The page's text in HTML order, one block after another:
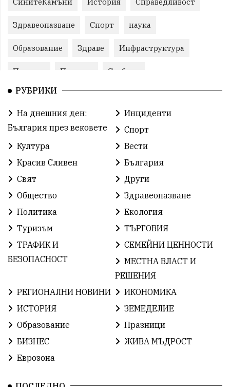
Здравеопазване Спорт наука
Образование Здраве Инфраструктура
Пеевски Протест Свобода
ИвелинМихайлов
Празник ГражданскоОбщество
РадостинВасилев ЛекаАтлетика
ХристоИлиев БългарскоЗемеделие
БългарскиСпорт
ОбщественИнтерес земеделие
ИсторияНаБългария Иновации САЩ
БългарскаГордост Археология Твърдица
Легенда Право
ОтровнатаЯбълка ЦветомирПетков
България2025
РУБРИКИ
На днешния ден:
България през вековете
Инциденти
Спорт
Култура
Вести
Красив Сливен
България
Свят
Други
Общество
Здравеопазване
Политика
Екология
Туризъм
ТЪРГОВИЯ
ТРАФИК И
БЕЗОПАСНОСТ
СЕМЕЙНИ ЦЕННОСТИ
МЕСТНА ВЛАСТ И
РЕШЕНИЯ
РЕГИОНАЛНИ НОВИНИ
ИКОНОМИКА
ИСТОРИЯ
ЗЕМЕДЕЛИЕ
Образование
Празници
БИЗНЕС
ЖИВА МЪДРОСТ
Еврозона